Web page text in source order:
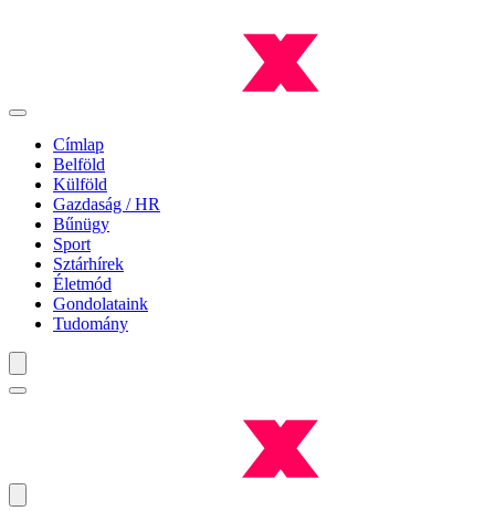
Címlap
Belföld
Külföld
Gazdaság / HR
Bűnügy
Sport
Sztárhírek
Életmód
Gondolataink
Tudomány